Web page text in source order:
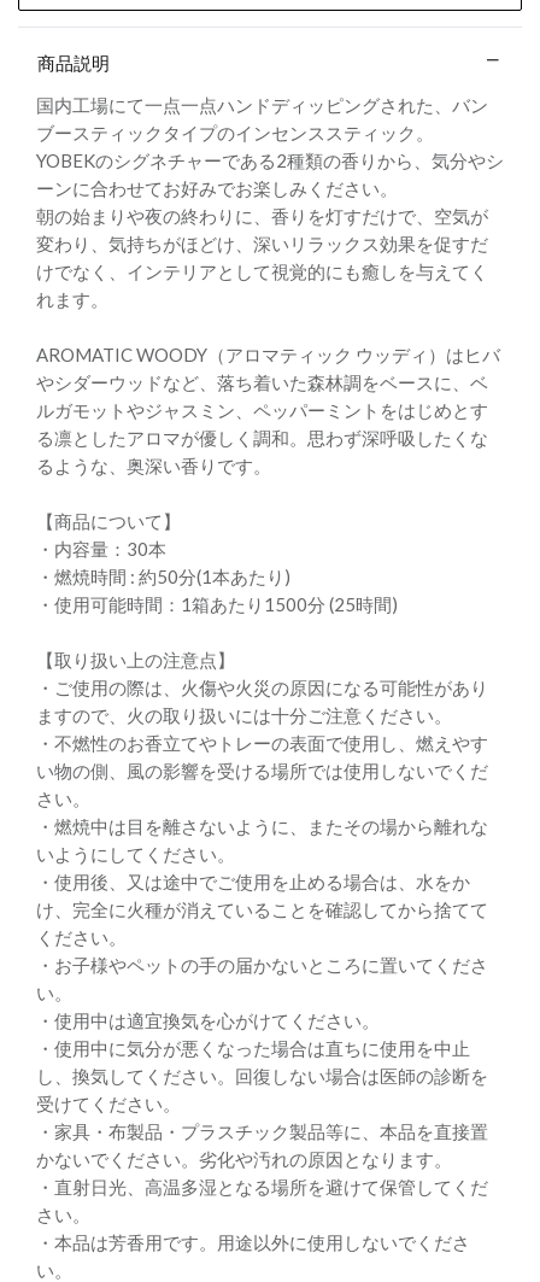
商品説明
国内工場にて一点一点ハンドディッピングされた、バン
ブースティックタイプのインセンススティック。
YOBEKのシグネチャーである2種類の香りから、気分やシ
ーンに合わせてお好みでお楽しみください。
朝の始まりや夜の終わりに、香りを灯すだけで、空気が
変わり、気持ちがほどけ、深いリラックス効果を促すだ
けでなく、インテリアとして視覚的にも癒しを与えてく
れます。
AROMATIC WOODY（アロマティック ウッディ）はヒバ
やシダーウッドなど、落ち着いた森林調をベースに、ベ
ルガモットやジャスミン、ペッパーミントをはじめとす
る凛としたアロマが優しく調和。思わず深呼吸したくな
るような、奥深い香りです。
【商品について】
・内容量：30本
・燃焼時間 : 約50分(1本あたり)
・使用可能時間：1箱あたり1500分 (25時間)
【取り扱い上の注意点】
・ご使用の際は、火傷や火災の原因になる可能性があり
ますので、火の取り扱いには十分ご注意ください。
・不燃性のお香立てやトレーの表面で使用し、燃えやす
い物の側、風の影響を受ける場所では使用しないでくだ
さい。
・燃焼中は目を離さないように、またその場から離れな
いようにしてください。
・使用後、又は途中でご使用を止める場合は、水をか
け、完全に火種が消えていることを確認してから捨てて
ください。
・お子様やペットの手の届かないところに置いてくださ
い。
・使用中は適宜換気を心がけてください。
・使用中に気分が悪くなった場合は直ちに使用を中止
し、換気してください。回復しない場合は医師の診断を
受けてください。
・家具・布製品・プラスチック製品等に、本品を直接置
かないでください。劣化や汚れの原因となります。
・直射日光、高温多湿となる場所を避けて保管してくだ
さい。
・本品は芳香用です。用途以外に使用しないでくださ
い。